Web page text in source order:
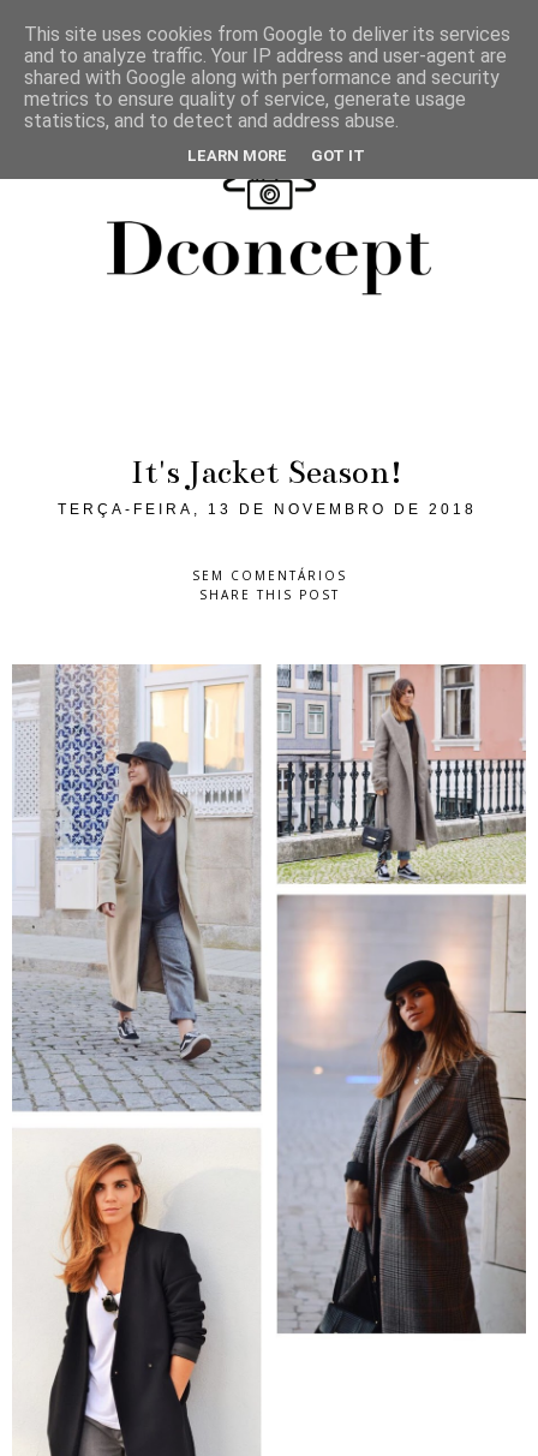
It's Jacket Season!
TERÇA-FEIRA, 13 DE NOVEMBRO DE 2018
SEM COMENTÁRIOS
SHARE THIS POST
This site uses cookies from Google to deliver its services
and to analyze traffic. Your IP address and user-agent are
shared with Google along with performance and security
metrics to ensure quality of service, generate usage
statistics, and to detect and address abuse.
LEARN MORE GOT IT